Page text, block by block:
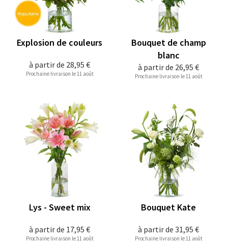
à partir de 28,95 €
Explosion de couleurs
Prochaine livraison le 11 août
à partir de 26,95 €
Bouquet de champ
blanc
Prochaine livraison le 11 août
à partir de 17,95 €
Lys - Sweet mix
Prochaine livraison le 11 août
à partir de 31,95 €
Bouquet Kate
Prochaine livraison le 11 août